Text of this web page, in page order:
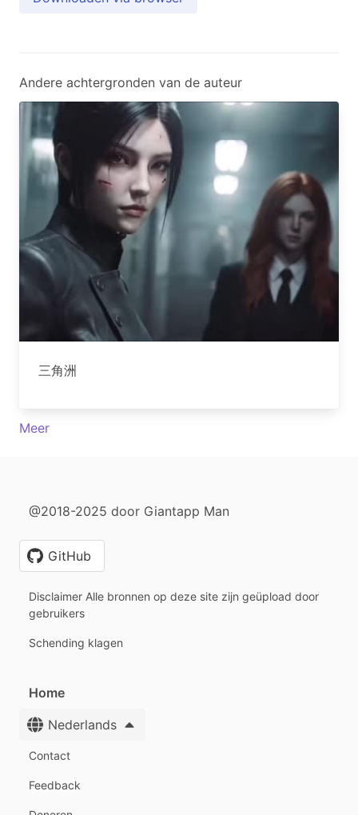
Andere achtergronden van de auteur
三角洲
Meer
@2018-2025 door Giantapp Man
GitHub
Disclaimer Alle bronnen op deze site zijn geüpload door
gebruikers
Schending klagen
Home
Nederlands
Contact
Feedback